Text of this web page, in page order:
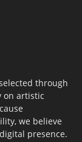
through
on artistic
we believe
presence.